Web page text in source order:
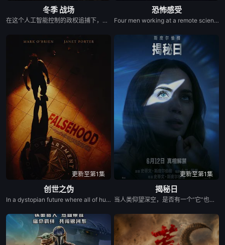
冬季 战场
在这个人工智能控制的政权追捕下，一名躲藏在森林中的叛军士兵必须战胜各种精英刺客、机械战士以及被操控的机器设备，才能阻止人工智能系统彻底掌控美国。
恐怖感受
Four men working at a remote scientific outpost unravel the disturbing secrets about the facility&#39;s history, signaling the approach of a mysterious menace that will not only consume these men, but, perhaps, everyone on the planet.
更新至第1集
创世之伪
In a dystopian future where all of humanity's memories have become government-regulated transactional products, mankind's crown-jewel memory is stolen - the answer to where we come from.
更新至第1集
揭秘日
当人类仰望深空，是否有一个“它”也正在对望？一场关于外星文明的全球“揭秘”，即将颠覆人类认知。而这背后隐藏的真相，为何有人想要将它永远封存？